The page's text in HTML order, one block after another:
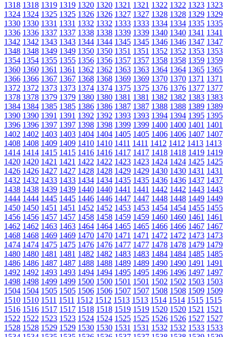
1318 1318 1319 1319 1320 1320 1321 1321 1322 1322 1323 1323
1324 1324 1325 1325 1326 1326 1327 1327 1328 1328 1329 1329
1330 1330 1331 1331 1332 1332 1333 1333 1334 1334 1335 1335
1336 1336 1337 1337 1338 1338 1339 1339 1340 1340 1341 1341
1342 1342 1343 1343 1344 1344 1345 1345 1346 1346 1347 1347
1348 1348 1349 1349 1350 1350 1351 1351 1352 1352 1353 1353
1354 1354 1355 1355 1356 1356 1357 1357 1358 1358 1359 1359
1360 1360 1361 1361 1362 1362 1363 1363 1364 1364 1365 1365
1366 1366 1367 1367 1368 1368 1369 1369 1370 1370 1371 1371
1372 1372 1373 1373 1374 1374 1375 1375 1376 1376 1377 1377
1378 1378 1379 1379 1380 1380 1381 1381 1382 1382 1383 1383
1384 1384 1385 1385 1386 1386 1387 1387 1388 1388 1389 1389
1390 1390 1391 1391 1392 1392 1393 1393 1394 1394 1395 1395
1396 1396 1397 1397 1398 1398 1399 1399 1400 1400 1401 1401
1402 1402 1403 1403 1404 1404 1405 1405 1406 1406 1407 1407
1408 1408 1409 1409 1410 1410 1411 1411 1412 1412 1413 1413
1414 1414 1415 1415 1416 1416 1417 1417 1418 1418 1419 1419
1420 1420 1421 1421 1422 1422 1423 1423 1424 1424 1425 1425
1426 1426 1427 1427 1428 1428 1429 1429 1430 1430 1431 1431
1432 1432 1433 1433 1434 1434 1435 1435 1436 1436 1437 1437
1438 1438 1439 1439 1440 1440 1441 1441 1442 1442 1443 1443
1444 1444 1445 1445 1446 1446 1447 1447 1448 1448 1449 1449
1450 1450 1451 1451 1452 1452 1453 1453 1454 1454 1455 1455
1456 1456 1457 1457 1458 1458 1459 1459 1460 1460 1461 1461
1462 1462 1463 1463 1464 1464 1465 1465 1466 1466 1467 1467
1468 1468 1469 1469 1470 1470 1471 1471 1472 1472 1473 1473
1474 1474 1475 1475 1476 1476 1477 1477 1478 1478 1479 1479
1480 1480 1481 1481 1482 1482 1483 1483 1484 1484 1485 1485
1486 1486 1487 1487 1488 1488 1489 1489 1490 1490 1491 1491
1492 1492 1493 1493 1494 1494 1495 1495 1496 1496 1497 1497
1498 1498 1499 1499 1500 1500 1501 1501 1502 1502 1503 1503
1504 1504 1505 1505 1506 1506 1507 1507 1508 1508 1509 1509
1510 1510 1511 1511 1512 1512 1513 1513 1514 1514 1515 1515
1516 1516 1517 1517 1518 1518 1519 1519 1520 1520 1521 1521
1522 1522 1523 1523 1524 1524 1525 1525 1526 1526 1527 1527
1528 1528 1529 1529 1530 1530 1531 1531 1532 1532 1533 1533